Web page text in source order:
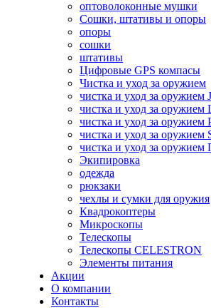
оптоволоконные мушки
Сошки, штативы и опоры
опоры
сошки
штативы
Цифровые GPS компасы
Чистка и уход за оружием
чистка и уход за оружием
чистка и уход за оружием
чистка и уход за оружием
чистка и уход за оружием
чистка и уход за
Экипировка
одежда
рюкзаки
чехлы и сумки для оружия
Квадрокоптеры
Микроскопы
Телескопы
Телескопы CELESTRON
Элементы питания
Акции
О компании
Контакты